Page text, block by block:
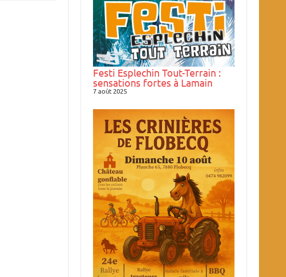
Festi Esplechin Tout-Terrain :
sensations fortes à Lamain
7 août 2025